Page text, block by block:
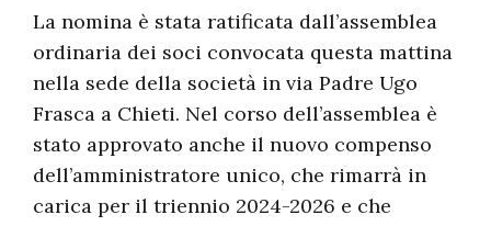
La nomina è stata ratificata dall’assemblea
ordinaria dei soci convocata questa mattina
nella sede della società in via Padre Ugo
Frasca a Chieti. Nel corso dell’assemblea è
stato approvato anche il nuovo compenso
dell’amministratore unico, che rimarrà in
carica per il triennio 2024-2026 e che